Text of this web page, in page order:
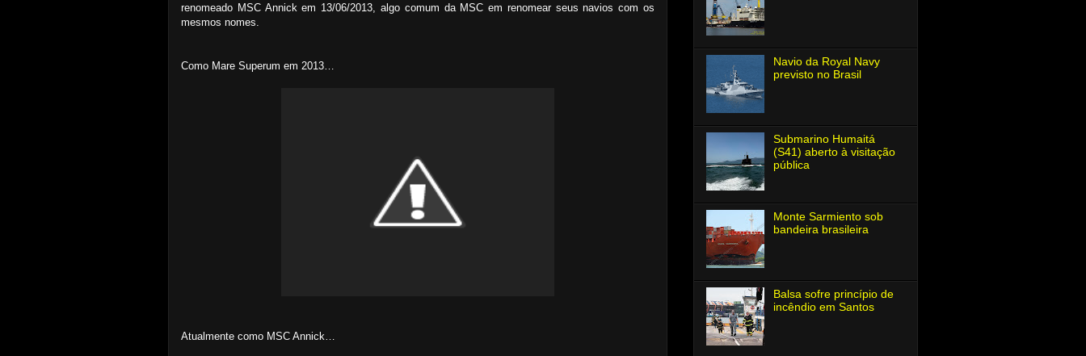
renomeado MSC Annick em 13/06/2013, algo comum da MSC em renomear seus navios com os
mesmos nomes.
Como Mare Superum em 2013…
Atualmente como MSC Annick…
Navio da Royal Navy
previsto no Brasil
Submarino Humaitá
(S41) aberto à visitação
pública
Monte Sarmiento sob
bandeira brasileira
Balsa sofre princípio de
incêndio em Santos